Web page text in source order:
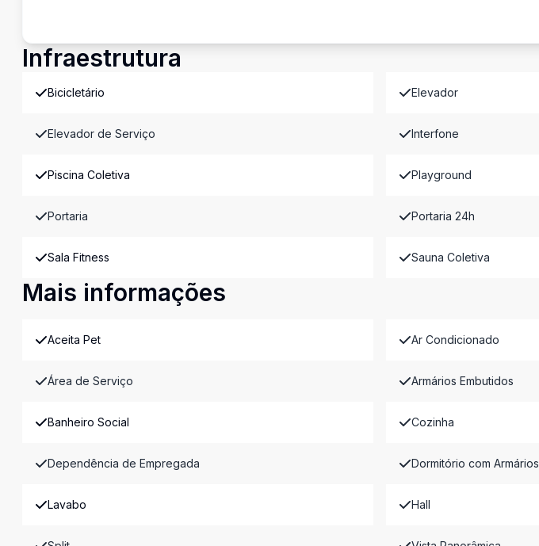
Infraestrutura
Bicicletário Elevador
Elevador de Serviço Interfone
Piscina Coletiva Playground
Portaria Portaria 24h
Sala Fitness Sauna Coletiva
Mais informações
Aceita Pet Ar Condicionado
Área de Serviço Armários Embutidos
Banheiro Social Cozinha
Dependência de Empregada Dormitório com Armários
Lavabo Hall